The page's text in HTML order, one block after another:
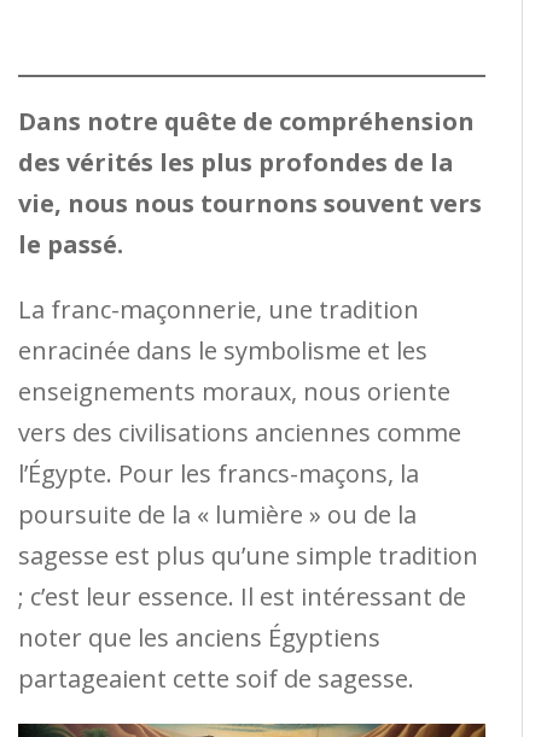
Dans notre quête de compréhension
des vérités les plus profondes de la
vie, nous nous tournons souvent vers
le passé.
La franc-maçonnerie, une tradition
enracinée dans le symbolisme et les
enseignements moraux, nous oriente
vers des civilisations anciennes comme
l’Égypte. Pour les francs-maçons, la
poursuite de la « lumière » ou de la
sagesse est plus qu’une simple tradition
; c’est leur essence. Il est intéressant de
noter que les anciens Égyptiens
partageaient cette soif de sagesse.